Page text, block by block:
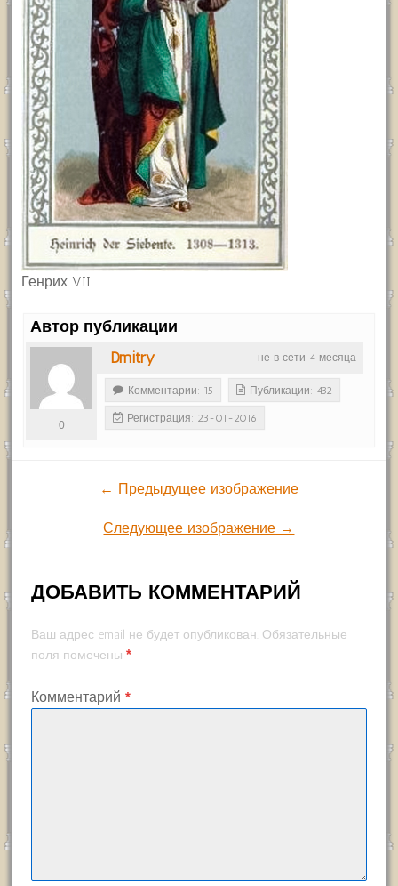
Генрих VII
Автор публикации
не в сети 4 месяца
Dmitry
0
Комментарии: 15 Публикации: 432
Регистрация: 23-01-2016
← Предыдущее изображение
Следующее изображение →
ДОБАВИТЬ КОММЕНТАРИЙ
Ваш адрес email не будет опубликован. Обязательные
поля помечены *
Комментарий *